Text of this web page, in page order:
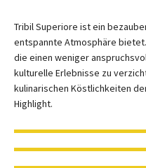
Tribil Superiore ist ein
entspannte Atmosphäre
die einen weniger
kulturelle Erlebnisse zu
kulinarischen Köstlichkeiten
Highlight.